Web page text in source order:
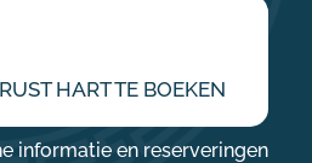
HART TE BOEKEN
informatie en reserveringen